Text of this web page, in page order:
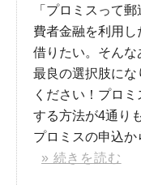
「プロミスって
費者金融を利用
借りたい。そん
最良の選択肢にな
ください！プロ
する方法が4通り
プロミスの申込
» 続きを読む